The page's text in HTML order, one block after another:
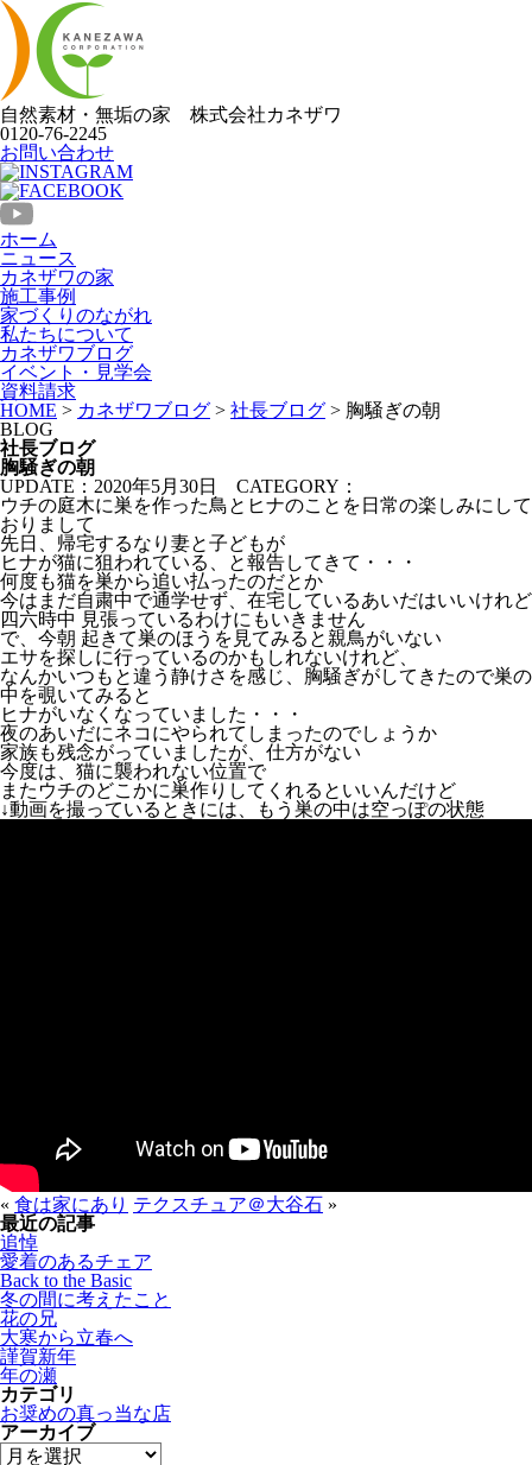
自然素材・無垢の家 株式会社カネザワ
0120-76-2245
お問い合わせ
ホーム
ニュース
カネザワの家
施工事例
家づくりのながれ
私たちについて
カネザワブログ
イベント・見学会
資料請求
HOME > カネザワブログ > 社長ブログ > 胸騒ぎの朝
BLOG
社長ブログ
胸騒ぎの朝
UPDATE：2020年5月30日
CATEGORY：
ウチの庭木に巣を作った鳥とヒナのことを日常の楽しみにして
おりまして
先日、帰宅するなり妻と子どもが
ヒナが猫に狙われている、と報告してきて・・・
何度も猫を巣から追い払ったのだとか
今はまだ自粛中で通学せず、在宅しているあいだはいいけれど
四六時中 見張っているわけにもいきません
で、今朝 起きて巣のほうを見てみると親鳥がいない
エサを探しに行っているのかもしれないけれど、
なんかいつもと違う静けさを感じ、胸騒ぎがしてきたので巣の
中を覗いてみると
ヒナがいなくなっていました・・・
夜のあいだにネコにやられてしまったのでしょうか
家族も残念がっていましたが、仕方がない
今度は、猫に襲われない位置で
またウチのどこかに巣作りしてくれるといいんだけど
↓動画を撮っているときには、もう巣の中は空っぽの状態
« 食は家にあり テクスチュア＠大谷石 »
最近の記事
追悼
愛着のあるチェア
Back to the Basic
冬の間に考えたこと
花の兄
大寒から立春へ
謹賀新年
年の瀬
カテゴリ
お奨めの真っ当な店
アーカイブ